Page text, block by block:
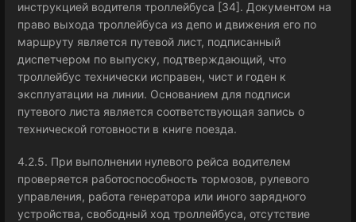
инструкцией водителя троллейбуса [34]. Документом на
право выхода троллейбуса из депо и движения его по
маршруту является путевой лист, подписанный
диспетчером по выпуску, подтверждающий, что
троллейбус технически исправен, чист и годен к
эксплуатации на линии. Основанием для подписи
путевого листа является соответствующая запись о
технической готовности в книге поезда.
4.2.5. При выполнении нулевого рейса водителем
проверяется работоспособность тормозов, рулевого
управления, работа генератора или иного зарядного
устройства, свободный ход троллейбуса, отсутствие